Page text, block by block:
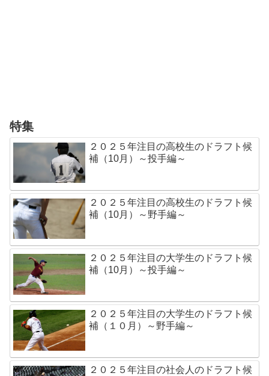
特集
２０２５年注目の高校生のドラフト候
補（10月）～投手編～
２０２５年注目の高校生のドラフト候
補（10月）～野手編～
２０２５年注目の大学生のドラフト候
補（10月）～投手編～
２０２５年注目の大学生のドラフト候
補（１０月）～野手編～
２０２５年注目の社会人のドラフト候